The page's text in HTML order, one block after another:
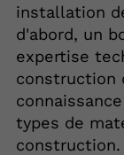
installation
d'abord, un
expertise
construction
types de
construction.